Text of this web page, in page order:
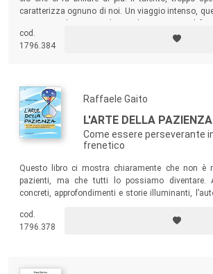
caratterizza ognuno di noi. Un viaggio intenso,
cerca un cambiamento personale o professionale.
cod.
1796.384
Raffaele Gaito
L'ARTE DELLA PAZIENZA
Come essere perseverante
frenetico
Questo libro ci mostra chiaramente che non è
pazienti, ma che tutti lo possiamo diventare.
concreti, approfondimenti e storie illuminanti,
un equilibrio nella propria vita privata e lavorativa.
cod.
1796.378